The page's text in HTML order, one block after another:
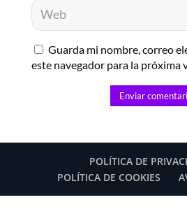
Guarda mi nombre, correo
este navegador para la próxima
Enviar
POLÍTICA DE
POLÍTICA DE COOKIES